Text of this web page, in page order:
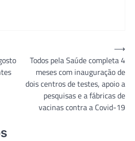
Todos pela Saúde completa 4
meses com inauguração de
dois centros de testes, apoio a
pesquisas e a fábricas de
vacinas contra a Covid-19
⟶